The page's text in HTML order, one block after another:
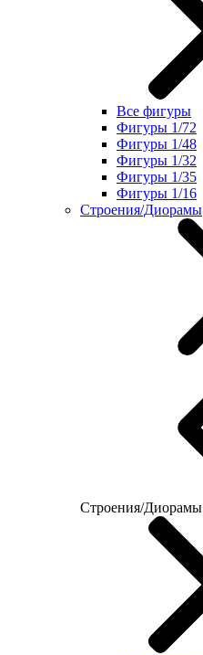
Все фигуры
Фигуры 1/72
Фигуры 1/48
Фигуры 1/32
Фигуры 1/35
Фигуры 1/16
Строения/Диорамы
Строения/Диорамы